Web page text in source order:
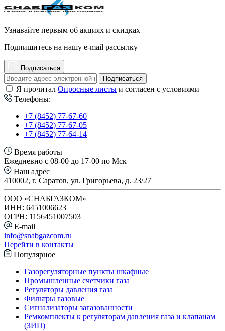
Узнавайте первым об акциях и скидках
Подпишитесь на нашу e-mail рассылку
Подписаться
Подписаться
Я прочитал Опросные листы и согласен с условиями
Телефоны:
+7 (8452) 77-67-60
+7 (8452) 77-67-05
+7 (8452) 77-64-14
Время работы
Ежедневно с 08-00 до 17-00 по Мск
Наш адрес
410002, г. Саратов, ул. Григорьева, д. 23/27
ООО «СНАБГАЗКОМ»
ИНН: 6451006623
ОГРН: 1156451007503
E-mail
info@snabgazcom.ru
Перейти в контакты
Популярное
Газорегуляторные пункты шкафные
Промышленные счетчики газа
Регуляторы давления газа
Фильтры газовые
Сигнализаторы загазованности
Ремкомплекты к регуляторам давления газа и клапанам
(ЗИП)